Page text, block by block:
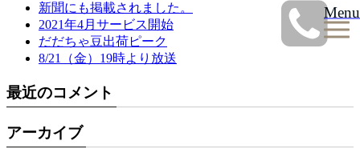
Menu
新聞にも掲載されました。
2021年4月サービス開始
だだちゃ豆出荷ピーク
8/21（金）19時より放送
最近のコメント
アーカイブ